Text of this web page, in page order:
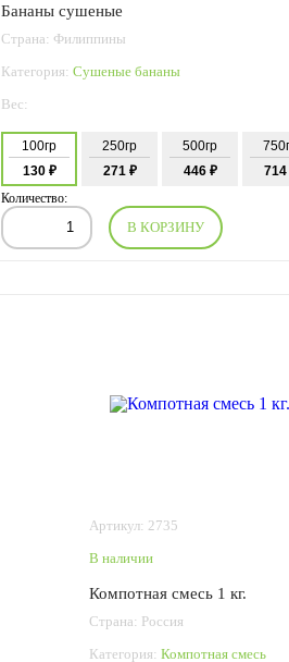
Бананы сушеные
Страна: Филиппины
Категория: Сушеные бананы
Вес:
100гр
130 ₽
250гр
271 ₽
500гр
446 ₽
714
Количество:
В КОРЗИНУ
Артикул: 2735
В наличии
Компотная смесь 1 кг.
Страна: Россия
Категория: Компотная смесь